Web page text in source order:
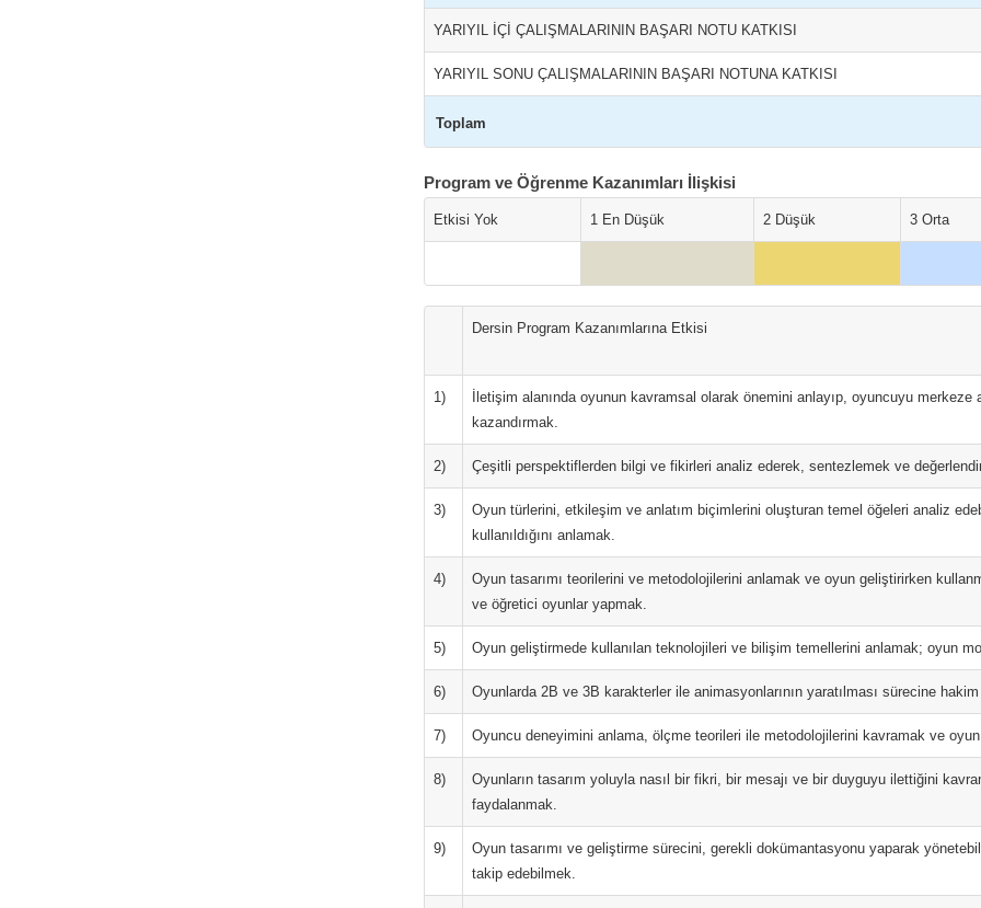
YARIYIL İÇİ ÇALIŞMALARININ BAŞARI NOTU KATKISI
YARIYIL SONU ÇALIŞMALARININ BAŞARI NOTUNA KATKISI
Toplam
Program ve Öğrenme Kazanımları İlişkisi
Etkisi Yok 1 En Düşük 2 Düşük 3 Orta
Dersin Program Kazanımlarına Etkisi
1)
İletişim alanında oyunun kavramsal olarak önemini anlayıp, oyuncuyu
kazandırmak.
2) Çeşitli perspektiflerden bilgi ve fikirleri analiz ederek, sentezlemek ve
3)
Oyun türlerini, etkileşim ve anlatım biçimlerini oluşturan temel öğeleri analiz
kullanıldığını anlamak.
4)
Oyun tasarımı teorilerini ve metodolojilerini anlamak ve oyun geliştirirken
ve öğretici oyunlar yapmak.
5) Oyun geliştirmede kullanılan teknolojileri ve bilişim temellerini anlamak; oyun
6) Oyunlarda 2B ve 3B karakterler ile animasyonlarının yaratılması sürecine
7) Oyuncu deneyimini anlama, ölçme teorileri ile metodolojilerini kavramak ve
8)
Oyunların tasarım yoluyla nasıl bir fikri, bir mesajı ve bir duyguyu ilettiğini
faydalanmak.
9)
Oyun tasarımı ve geliştirme sürecini, gerekli dokümantasyonu yaparak
takip edebilmek.